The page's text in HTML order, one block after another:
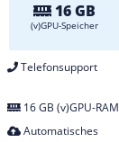
16 GB
(v)GPU-Speicher
Telefonsupport
16 GB (v)GPU-RAM
Automatisches